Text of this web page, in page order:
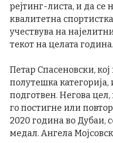
рејтинг-листа, и да се
квалитетна
учествува на
текот на целата година.
Петар Спасеновски,
полутешка
подготвен. Негова цел,
го постигне или
2020 година во Дубаи,
медал. Ангела